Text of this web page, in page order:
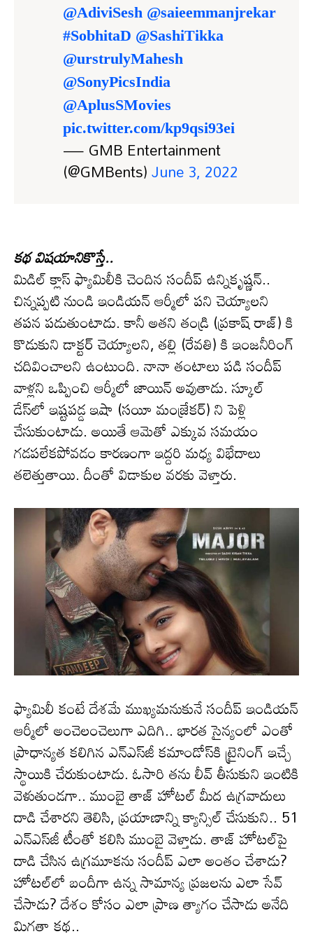
@AdiviSesh @saieemmanjrekar
#SobhitaD @SashiTikka
@urstrulyMahesh
@SonyPicsIndia
@AplusSMovies
pic.twitter.com/kp9qsi93ei
— GMB Entertainment
(@GMBents)June 3, 2022
కథ విషయానికొస్తే..
మిడిల్ క్లాస్ ఫ్యామిలీకి చెందిన సందీప్ ఉన్నికృష్ణన్..
చిన్నప్పటి నుండి ఇండియన్ ఆర్మీలో పని చెయ్యాలని
తపన పడుతుంటాడు. కానీ అతని తండ్రి (ప్రకాష్ రాజ్) కి
కొడుకుని డాక్టర్ చెయ్యాలని, తల్లి (రేవతి) కి ఇంజనీరింగ్
చదివించాలని ఉంటుంది. నానా తంటాలు పడి సందీప్
వాళ్లని ఒప్పించి ఆర్మీలో జాయిన్ అవుతాడు. స్కూల్
డేస్‌లో ఇష్టపడ్డ ఇషా (సయీ మంజ్రేకర్) ని పెళ్లి
చేసుకుంటాడు. అయితే ఆమెతో ఎక్కువ సమయం
గడపలేకపోవడం కారణంగా ఇద్దరి మధ్య విభేదాలు
తలెత్తుతాయి. దీంతో విడాకుల వరకు వెళ్తారు.
ఫ్యామిలీ కంటే దేశమే ముఖ్యమనుకునే సందీప్ ఇండియన్
ఆర్మీలో అంచెలంచెలుగా ఎదిగి.. భారత సైన్యంలో ఎంతో
ప్రాధాన్యత కలిగిన ఎన్ఎస్‌జీ కమాండోస్‌కి ట్రైనింగ్ ఇచ్చే
స్థాయికి చేరుకుంటాడు. ఓసారి తను లీవ్ తీసుకుని ఇంటికి
వెళుతుండగా.. ముంబై తాజ్ హోటల్ మీద ఉగ్రవాదులు
దాడి చేశారని తెలిసి, ప్రయాణాన్ని క్యాన్సిల్ చేసుకుని.. 51
ఎన్ఎస్‌జీ టీంతో కలిసి ముంబై వెళ్తాడు. తాజ్ హోటల్‌పై
దాడి చేసిన ఉగ్రమూకను సందీప్ ఎలా అంతం చేశాడు?
హోటల్‌లో బందీగా ఉన్న సామాన్య ప్రజలను ఎలా సేవ్
చేసాడు? దేశం కోసం ఎలా ప్రాణ త్యాగం చేసాడు అనేది
మిగతా కథ..